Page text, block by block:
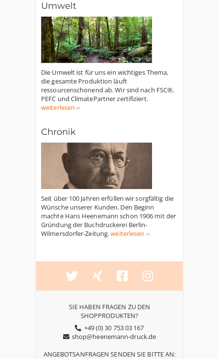
Umwelt
Die Umwelt ist für uns ein wichtiges Thema,
die gesamte Produktion läuft
ressourcenschonend ab. Wir sind nach FSC®,
PEFC und ClimatePartner zertifiziert.
weiterlesen ››
Chronik
Seit über 100 Jahren erfüllen wir sorgfältig die
Wünsche unserer Kunden. Den Beginn
machte Hans Heenemann schon 1906 mit der
Gründung der Buchdruckerei Berlin-
Wilmersdorfer-Zeitung.weiterlesen ››
SIE HABEN FRAGEN ZU DEN
SHOPPRODUKTEN?
+49 (0) 30 753 03 167
shop@heenemann-druck.de
ANGEBOTSANFRAGEN SENDEN SIE BITTE AN: